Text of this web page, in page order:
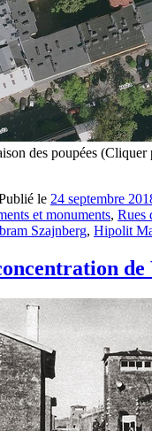
des poupées (Cliquer
le 24 septembre
et monuments, Rues
Szajnberg, Hipolit
de